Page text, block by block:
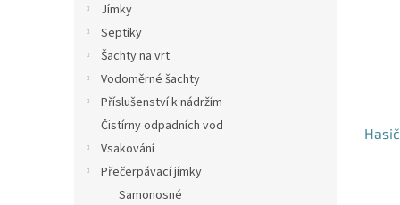
Jímky
Septiky
Šachty na vrt
Vodoměrné šachty
Příslušenství k nádržím
Čistírny odpadních vod
Vsakování
Přečerpávací jímky
Samonosné